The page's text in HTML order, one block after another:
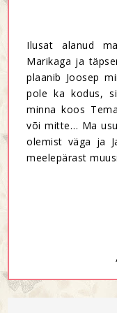
Ilusat alanud
Marikaga ja
plaanib Joosep
pole ka kodus,
minna koos
või mitte… Ma
olemist väga ja
meelepärast